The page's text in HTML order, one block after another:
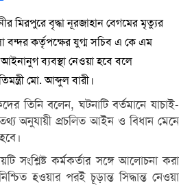
মিরপুরে বৃদ্ধা নূরজাহান বেগমের মৃত্যুর
বন্দর কর্তৃপক্ষের যুগ্ম সচিব এ কে এম
ব্যবস্থা নেওয়া হবে বলে
মো. আব্দুল বারী।
তিনি বলেন, ঘটনাটি বর্তমানে যাচাই-
তথ্য অনুযায়ী প্রচলিত আইন ও বিধান মেনে
সংশ্লিষ্ট কর্মকর্তার সঙ্গে আলোচনা করা
হওয়ার পরই চূড়ান্ত সিদ্ধান্ত নেওয়া